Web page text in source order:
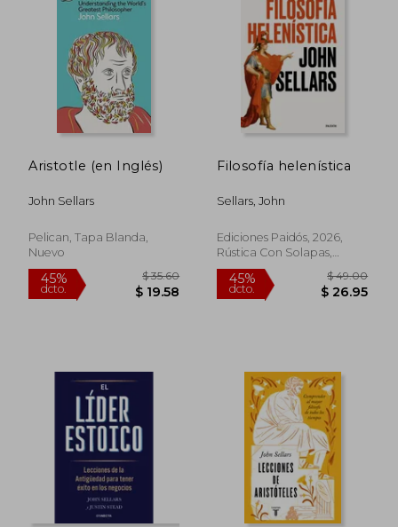
Aristotle (en Inglés)
John Sellars
Pelican, Tapa Blanda,
Nuevo
Filosofía helenística
Sellars, John
Ediciones Paidós, 2026,
Rústica Con Solapas,
Nuevo